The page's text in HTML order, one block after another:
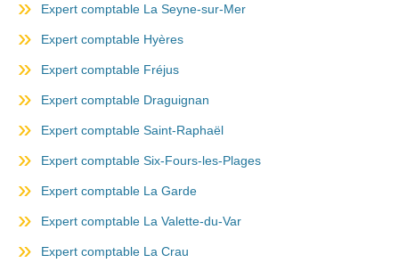
Expert comptable La Seyne-sur-Mer
Expert comptable Hyères
Expert comptable Fréjus
Expert comptable Draguignan
Expert comptable Saint-Raphaël
Expert comptable Six-Fours-les-Plages
Expert comptable La Garde
Expert comptable La Valette-du-Var
Expert comptable La Crau